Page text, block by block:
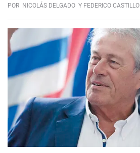
POR NICOLÁS DELGADO Y FEDERICO CASTILLO